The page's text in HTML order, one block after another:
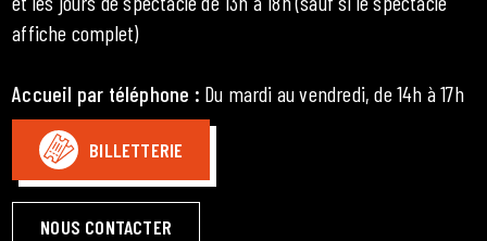
affiche complet)
Accueil par téléphone : Du mardi au vendredi, de 14h à 17h
BILLETTERIE
NOUS CONTACTER